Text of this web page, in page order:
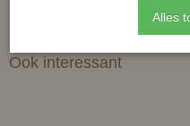
Ook interessant
Alles